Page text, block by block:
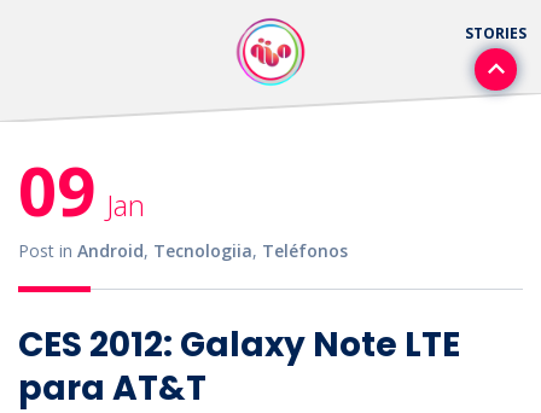
09 Jan
Post in Android, Tecnologiia, Teléfonos
CES 2012: Galaxy Note LTE
para AT&T